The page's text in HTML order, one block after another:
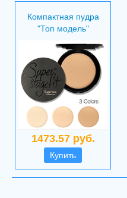
Компактная пудра
"Топ модель"
1473.57 руб.
Купить